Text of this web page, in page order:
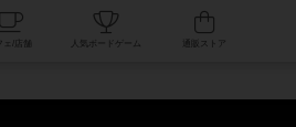
一覧 カフェ/店舗 人気ボードゲーム